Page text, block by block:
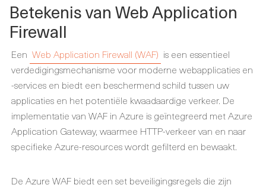
Betekenis van Web Application
Firewall
Een Web Application Firewall (WAF) is een essentieel
verdedigingsmechanisme voor moderne webapplicaties en
-services en biedt een beschermend schild tussen uw
applicaties en het potentiële kwaadaardige verkeer. De
implementatie van WAF in Azure is geïntegreerd met Azure
Application Gateway, waarmee HTTP-verkeer van en naar
specifieke Azure-resources wordt gefilterd en bewaakt.
De Azure WAF biedt een set beveiligingsregels die zijn